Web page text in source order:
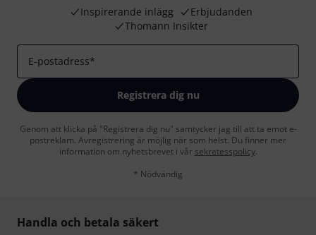
Inspirerande inlägg
Erbjudanden
Thomann Insikter
E-postadress*
Registrera dig nu
Genom att klicka på "Registrera dig nu" samtycker jag till att ta emot e-
postreklam. Avregistrering är möjlig när som helst. Du finner mer
information om nyhetsbrevet i vår sekretesspolicy.
* Nödvändig
Handla och betala säkert